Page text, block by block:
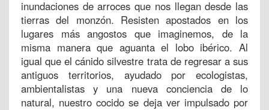
inundaciones de arroces que nos llegan desde las
tierras del monzón. Resisten apostados en los
lugares más angostos que imaginemos, de la
misma manera que aguanta el lobo ibérico. Al
igual que el cánido silvestre trata de regresar a sus
antiguos territorios, ayudado por ecologistas,
ambientalistas y una nueva conciencia de lo
natural, nuestro cocido se deja ver impulsado por